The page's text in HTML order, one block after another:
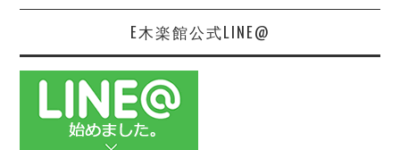
E木楽館公式LINE@